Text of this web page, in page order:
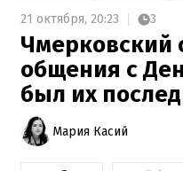
21 октября, 20:23 3
Чмерковский
общения с
был их
Мария Касий